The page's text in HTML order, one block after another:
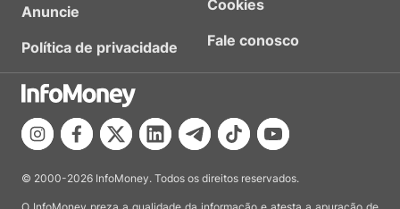
Anuncie
Política de privacidade
Cookies
Fale conosco
© 2000-2026 InfoMoney. Todos os direitos reservados.